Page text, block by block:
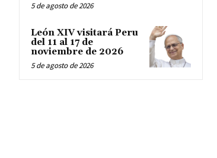
5 de agosto de 2026
León XIV visitará Peru
del 11 al 17 de
noviembre de 2026
5 de agosto de 2026